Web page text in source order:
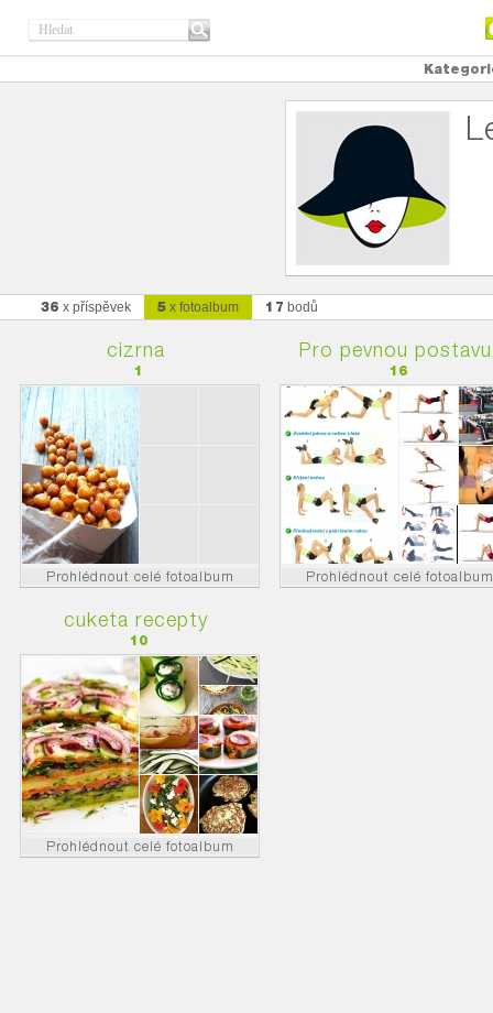
36 x příspěvek 5 x fotoalbum 17 bodů
cizrna
1
Prohlédnout celé fotoalbum
Pro pevnou postavu
16
Prohlédnout celé fotoalbum
cuketa recepty
10
Prohlédnout celé fotoalbum